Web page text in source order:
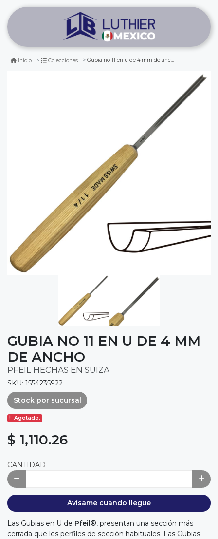
Inicio Colecciones Gubia no 11 en u de 4 mm de ancho
GUBIA NO 11 EN U DE 4 MM
DE ANCHO
PFEIL HECHAS EN SUIZA
SKU: 1554235922
Stock por sucursal
Agotado.
$ 1,110.26
CANTIDAD
Avísame cuando llegue
Las Gubias en U de Pfeil®, presentan una sección más
cerrada que los perfiles de sección habituales. Las Gubias